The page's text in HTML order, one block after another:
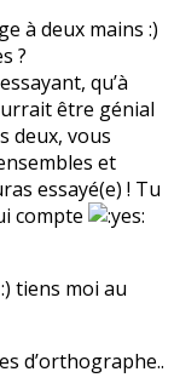
à deux mains :)
?
qu’à
être génial
deux, vous
et
essayé(e) ! Tu
compte
tiens moi au
d’orthographe..